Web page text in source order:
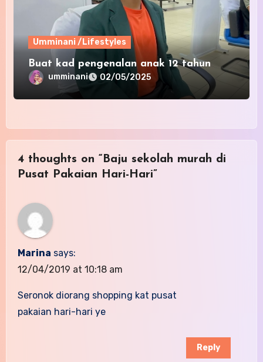
Umminani /Lifestyles
Buat kad pengenalan anak 12 tahun
umminani 02/05/2025
4 thoughts on “Baju sekolah murah di
Pusat Pakaian Hari-Hari”
Marina says:
12/04/2019 at 10:18 am
Seronok diorang shopping kat pusat
pakaian hari-hari ye
Reply